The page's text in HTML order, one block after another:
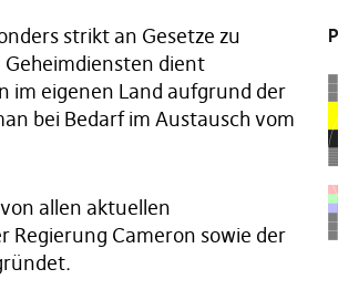
strikt an Gesetze zu
dient
im eigenen Land aufgrund der
bei Bedarf im Austausch vom
allen aktuellen
Regierung Cameron sowie der